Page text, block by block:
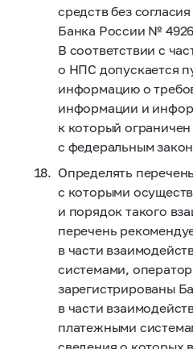
средств без
Банка России №
В соответствии с
о НПС допускается
информацию о
информации и
к который ограничен
с федеральным
Определять
с которыми
и порядок такого
перечень
в части
системами,
зарегистрированы
в части
платежными